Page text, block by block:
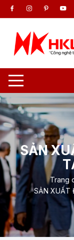
Chuyển
tới
dung
SẢN
Trang
SẢN XUẤT